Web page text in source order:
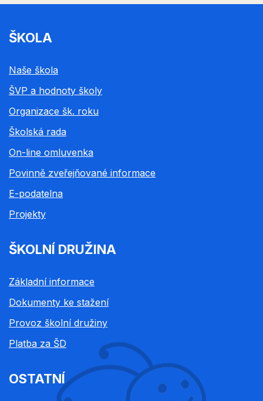
ŠKOLA
Naše škola
ŠVP a hodnoty školy
Organizace šk. roku
Školská rada
On-line omluvenka
Povinně zveřejňované informace
E-podatelna
Projekty
ŠKOLNÍ DRUŽINA
Základní informace
Dokumenty ke stažení
Provoz školní družiny
Platba za ŠD
OSTATNÍ